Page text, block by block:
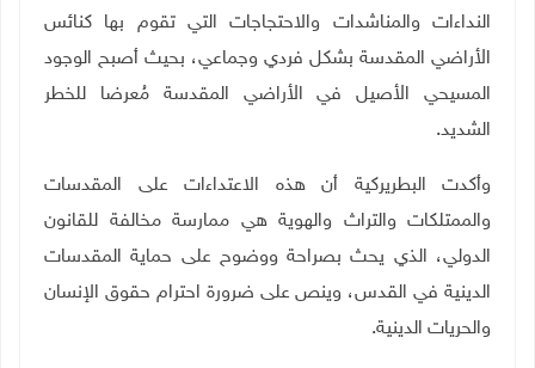
النداءات والمناشدات والاحتجاجات التي تقوم بها كنائس
الأراضي المقدسة بشكل فردي وجماعي، بحيث أصبح الوجود
المسيحي الأصيل في الأراضي المقدسة مُعرضا للخطر
الشديد.
وأكدت البطريركية أن هذه الاعتداءات على المقدسات
والممتلكات والتراث والهوية هي ممارسة مخالفة للقانون
الدولي، الذي يحث بصراحة ووضوح على حماية المقدسات
الدينية في القدس، وينص على ضرورة احترام حقوق الإنسان
والحريات الدينية.